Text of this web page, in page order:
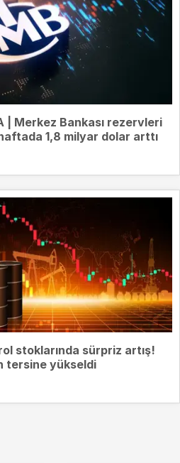
| Merkez Bankası rezervleri
haftada 1,8 milyar dolar arttı
stoklarında sürpriz artış!
tersine yükseldi